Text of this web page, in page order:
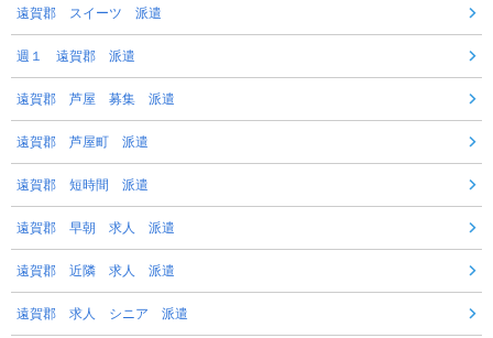
遠賀郡 スイーツ 派遣
週１ 遠賀郡 派遣
遠賀郡 芦屋 募集 派遣
遠賀郡 芦屋町 派遣
遠賀郡 短時間 派遣
遠賀郡 早朝 求人 派遣
遠賀郡 近隣 求人 派遣
遠賀郡 求人 シニア 派遣